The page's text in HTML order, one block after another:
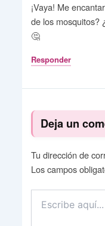
¡Vaya! Me
de los mosquitos?
🤔
Responder
Deja un
Tu dirección de
Los campos
aquí...